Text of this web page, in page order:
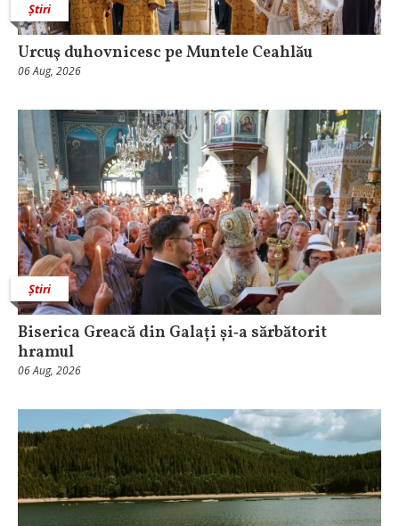
Știri
Urcuş duhovnicesc pe Muntele Ceahlău
06 Aug, 2026
Știri
Biserica Greacă din Galați și‑a sărbătorit
hramul
06 Aug, 2026